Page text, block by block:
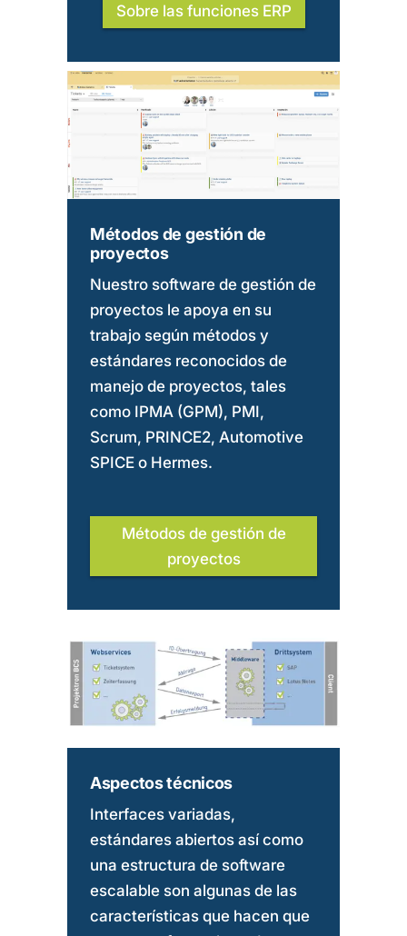
Sobre las funciones ERP
Métodos de gestión de
proyectos
Nuestro software de gestión de
proyectos le apoya en su
trabajo según métodos y
estándares reconocidos de
manejo de proyectos, tales
como IPMA (GPM), PMI,
Scrum, PRINCE2, Automotive
SPICE o Hermes.
Métodos de gestión de
proyectos
Aspectos técnicos
Interfaces variadas,
estándares abiertos así como
una estructura de software
escalable son algunas de las
características que hacen que